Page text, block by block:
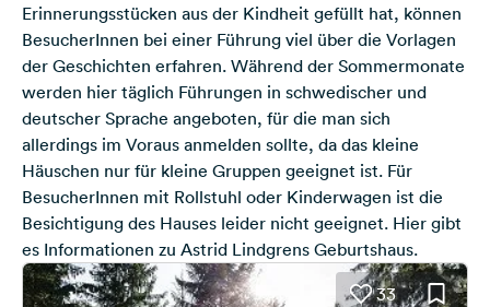
Erinnerungsstücken aus der Kindheit gefüllt hat, können
BesucherInnen bei einer Führung viel über die Vorlagen
der Geschichten erfahren. Während der Sommermonate
werden hier täglich Führungen in schwedischer und
deutscher Sprache angeboten, für die man sich
allerdings im Voraus anmelden sollte, da das kleine
Häuschen nur für kleine Gruppen geeignet ist. Für
BesucherInnen mit Rollstuhl oder Kinderwagen ist die
Besichtigung des Hauses leider nicht geeignet. Hier gibt
es Informationen zu Astrid Lindgrens Geburtshaus.
33